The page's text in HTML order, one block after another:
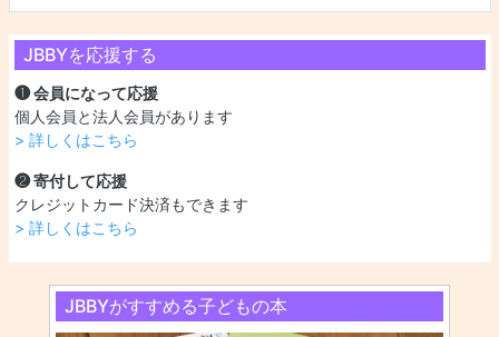
JBBYを応援する
❶ 会員になって応援
個人会員と法人会員があります
> 詳しくはこちら
❷ 寄付して応援
クレジットカード決済もできます
> 詳しくはこちら
JBBYがすすめる子どもの本